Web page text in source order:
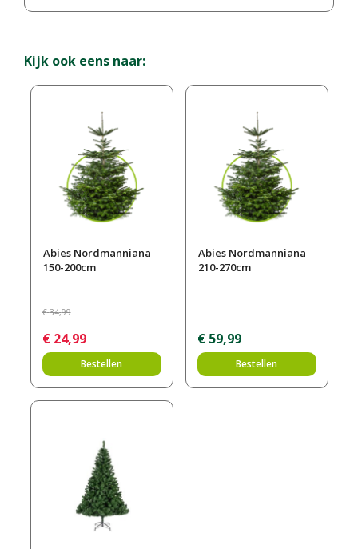
Kijk ook eens naar:
Abies Nordmanniana
150-200cm
€ 34,99
€ 24,99
Bestellen
Abies Nordmanniana
210-270cm
€ 59,99
Bestellen